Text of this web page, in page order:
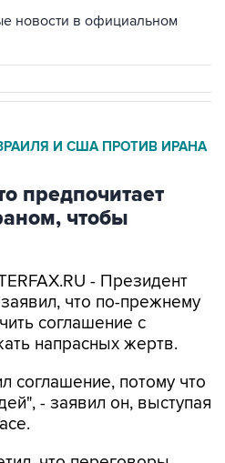
предпочитает
чтобы
- Президент
соглашение с
напрасных жертв.
потому что
что переговоры